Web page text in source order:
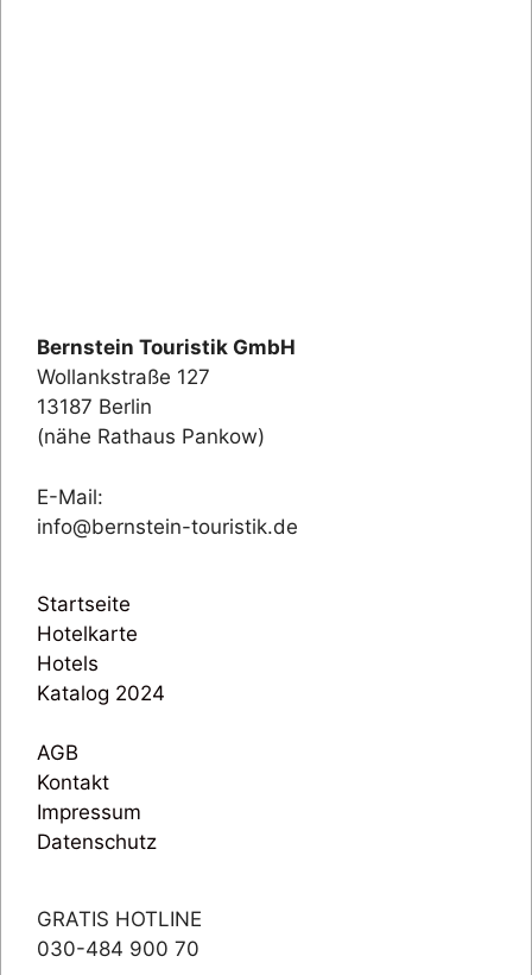
Bernstein Touristik GmbH
Wollankstraße 127
13187 Berlin
(nähe Rathaus Pankow)
E-Mail:
info@bernstein-touristik.de
Startseite
Hotelkarte
Hotels
Katalog 2024
AGB
Kontakt
Impressum
Datenschutz
GRATIS HOTLINE
030-484 900 70